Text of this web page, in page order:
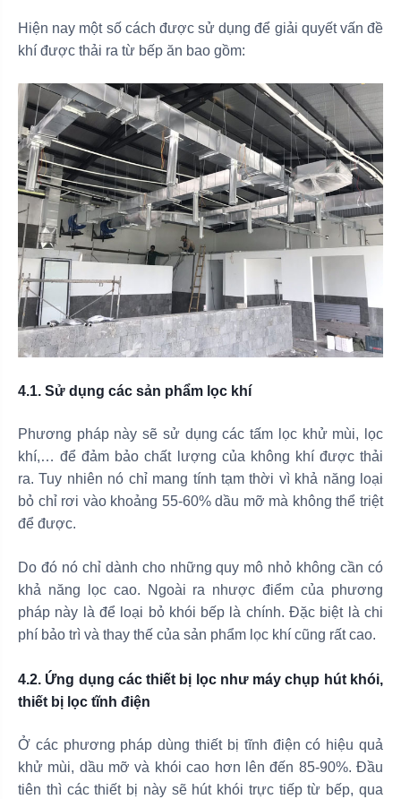
Hiện nay một số cách được sử dụng để giải quyết vấn đề
khí được thải ra từ bếp ăn bao gồm:
4.1. Sử dụng các sản phẩm lọc khí
Phương pháp này sẽ sử dụng các tấm lọc khử mùi, lọc
khí,… để đảm bảo chất lượng của không khí được thải
ra. Tuy nhiên nó chỉ mang tính tạm thời vì khả năng loại
bỏ chỉ rơi vào khoảng 55-60% dầu mỡ mà không thể triệt
để được.
Do đó nó chỉ dành cho những quy mô nhỏ không cần có
khả năng lọc cao. Ngoài ra nhược điểm của phương
pháp này là để loại bỏ khói bếp là chính. Đặc biệt là chi
phí bảo trì và thay thế của sản phẩm lọc khí cũng rất cao.
4.2. Ứng dụng các thiết bị lọc như máy chụp hút khói,
thiết bị lọc tĩnh điện
Ở các phương pháp dùng thiết bị tĩnh điện có hiệu quả
khử mùi, dầu mỡ và khói cao hơn lên đến 85-90%. Đầu
tiên thì các thiết bị này sẽ hút khói trực tiếp từ bếp, qua